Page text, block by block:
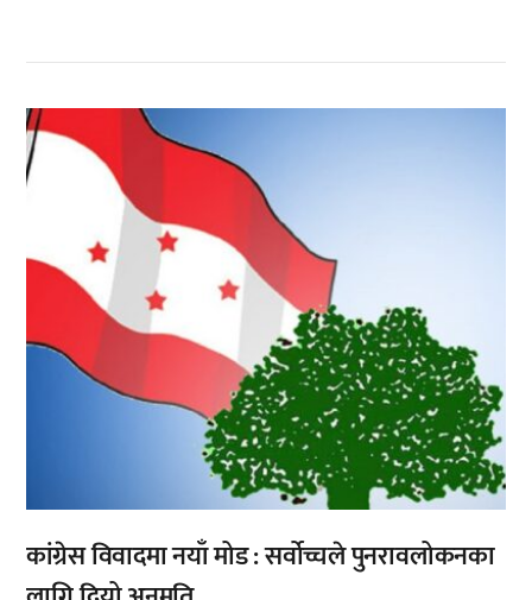
,
कांग्रेस विवादमा नयाँ मोड : सर्वोच्चले पुनरावलोकनका